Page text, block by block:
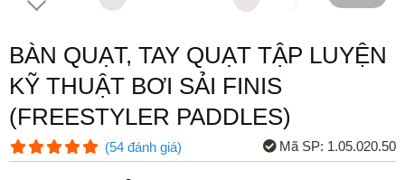
BÀN QUẠT, TAY QUẠT TẬP LUYỆN
KỸ THUẬT BƠI SẢI FINIS
(FREESTYLER PADDLES)
(54 đánh giá) Mã SP: 1.05.020.50